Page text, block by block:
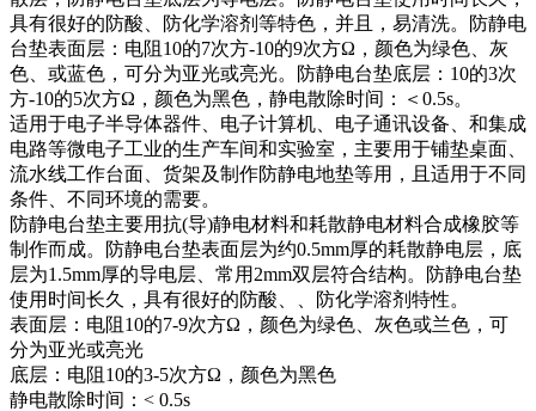
具有很好的防酸、防化学溶剂等特色，并且，易清洗。防静电
台垫表面层：电阻10的7次方-10的9次方Ω，颜色为绿色、灰
色、或蓝色，可分为亚光或亮光。防静电台垫底层：10的3次
方-10的5次方Ω，颜色为黑色，静电散除时间：＜0.5s。
适用于电子半导体器件、电子计算机、电子通讯设备、和集成
电路等微电子工业的生产车间和实验室，主要用于铺垫桌面、
流水线工作台面、货架及制作防静电地垫等用，且适用于不同
条件、不同环境的需要。
防静电台垫主要用抗(导)静电材料和耗散静电材料合成橡胶等
制作而成。防静电台垫表面层为约0.5mm厚的耗散静电层，底
层为1.5mm厚的导电层、常用2mm双层符合结构。防静电台垫
使用时间长久，具有很好的防酸、、防化学溶剂特性。
表面层：电阻10的7-9次方Ω，颜色为绿色、灰色或兰色，可
分为亚光或亮光
底层：电阻10的3-5次方Ω，颜色为黑色
静电散除时间：< 0.5s